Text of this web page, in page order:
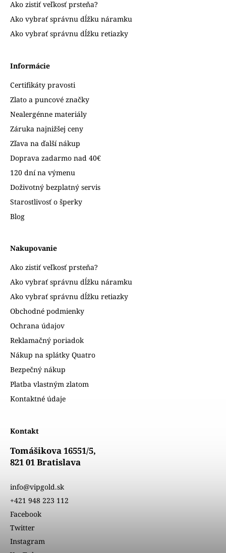
Ako zistiť veľkosť prsteňa?
Ako vybrať správnu dĺžku náramku
Ako vybrať správnu dĺžku retiazky
Informácie
Certifikáty pravosti
Zlato a puncové značky
Nealergénne materiály
Záruka najnižšej ceny
Zľava na ďalší nákup
Doprava zadarmo nad 40€
120 dní na výmenu
Doživotný bezplatný servis
Starostlivosť o šperky
Blog
Nakupovanie
Ako zistiť veľkosť prsteňa?
Ako vybrať správnu dĺžku náramku
Ako vybrať správnu dĺžku retiazky
Obchodné podmienky
Ochrana údajov
Reklamačný poriadok
Nákup na splátky Quatro
Bezpečný nákup
Platba vlastným zlatom
Kontaktné údaje
Kontakt
Tomášikova 16551/5,
821 01 Bratislava
info@vipgold.sk
+421 948 223 112
Facebook
Twitter
Instagram